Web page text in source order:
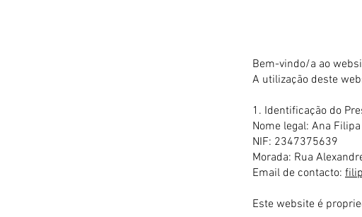
Bem-vindo/a ao
A utilização deste
1. Identificação do
Nome legal: Ana
NIF: 2347375639
Morada: Rua
Email de contacto:
Este website é